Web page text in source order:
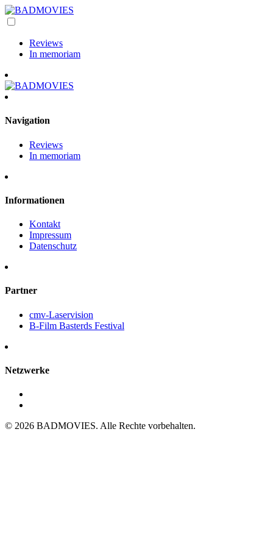
Reviews
In memoriam
Navigation
Reviews
In memoriam
Informationen
Kontakt
Impressum
Datenschutz
Partner
cmv-Laservision
B-Film Basterds Festival
Netzwerke
© 2026 BADMOVIES. Alle Rechte vorbehalten.